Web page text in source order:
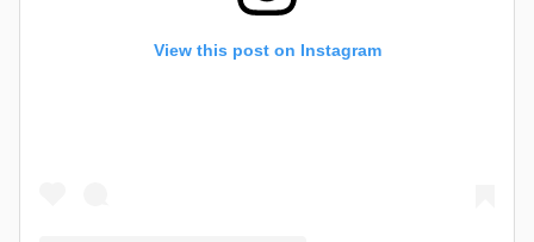
View this post on Instagram